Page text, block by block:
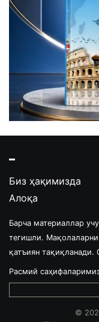
Биз ҳақимизда
Алоқа
Барча материаллар
тегишли.
қатъиян тақиқланади.
Расмий
©